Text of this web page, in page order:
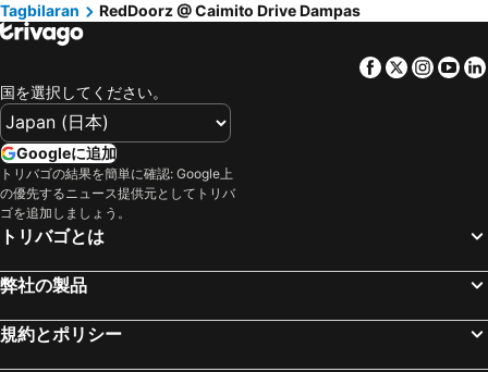
Tagbilaran
RedDoorz @ Caimito Drive Dampas
Facebook
Twitter
国を選択してください。
Googleに追加
トリバゴの結果を簡単に確認: Google上
の優先するニュース提供元としてトリバ
ゴを追加しましょう。
トリバゴとは
弊社の製品
規約とポリシー